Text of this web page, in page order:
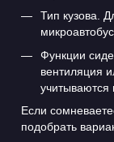
Тип кузова.
Функции
вентиляция
учитываются
Если
подобрать